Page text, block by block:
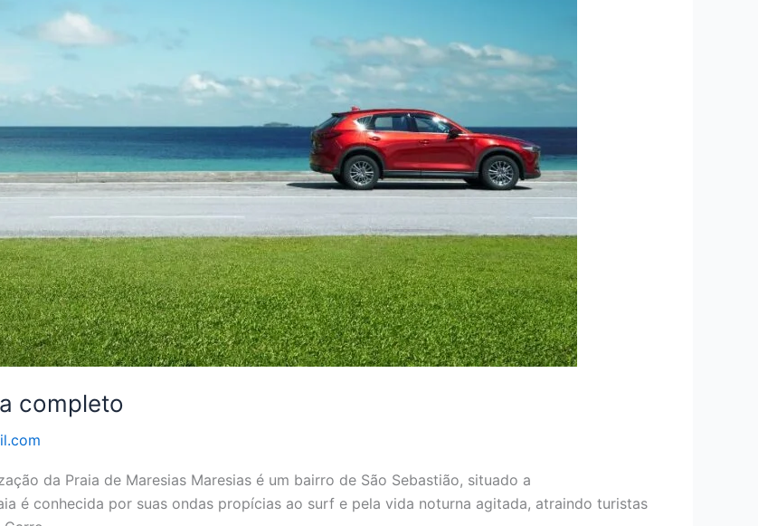
completo
da Praia de Maresias Maresias é um bairro de São Sebastião, situado a
é conhecida por suas ondas propícias ao surf e pela vida noturna agitada, atraindo turistas